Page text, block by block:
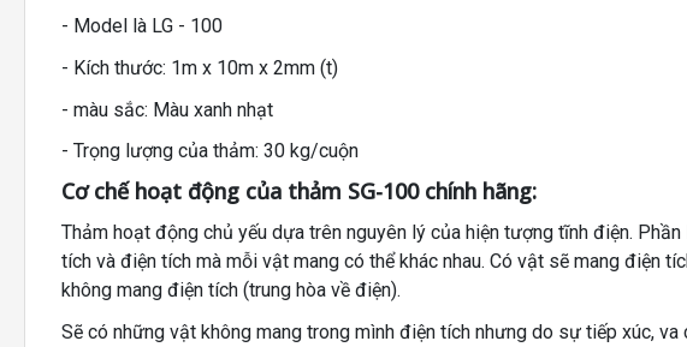
- Model là LG - 100
- Kích thước: 1m x 10m x 2mm (t)
- màu sắc: Màu xanh nhạt
- Trọng lượng của thảm: 30 kg/cuộn
Cơ chế hoạt động của thảm SG-100 chính hãng:
Thảm hoạt động chủ yếu dựa trên nguyên lý của hiện tượng tĩnh điện.
tích và điện tích mà mỗi vật mang có thể khác nhau. Có vật sẽ mang điện
không mang điện tích (trung hòa về điện).
Sẽ có những vật không mang trong mình điện tích nhưng do sự tiếp xúc,